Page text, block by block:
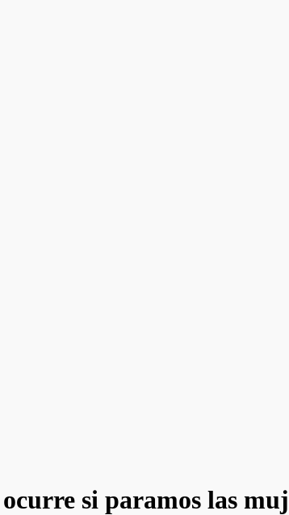
si paramos las